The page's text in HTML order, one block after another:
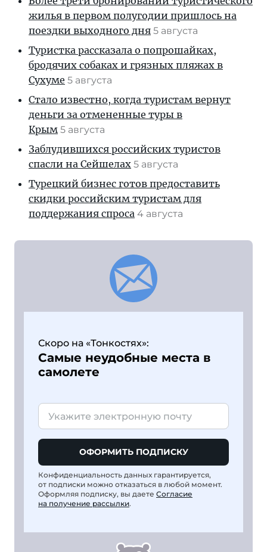
жилья в первом полугодии пришлось на
поездки выходного дня 5 августа
Туристка рассказала о попрошайках,
бродячих собаках и грязных пляжах в
Сухуме 5 августа
Стало известно, когда туристам вернут
деньги за отмененные туры в
Крым 5 августа
Заблудившихся российских туристов
спасли на Сейшелах 5 августа
Турецкий бизнес готов предоставить
скидки российским туристам для
поддержания спроса 4 августа
Скоро на «Тонкостях»:
Самые неудобные места в
самолете
ОФОРМИТЬ ПОДПИСКУ
Конфиденциальность данных гарантируется,
от подписки можно отказаться в любой момент.
Оформляя подписку, вы даете Согласие
на получение рассылки.